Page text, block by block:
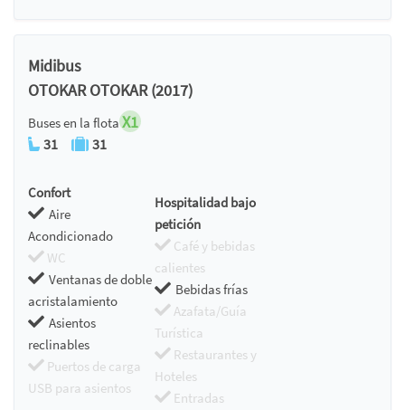
Midibus
OTOKAR OTOKAR (2017)
Buses en la flota X1
31 31
Confort
Aire
Acondicionado
WC
Ventanas de doble
acristalamiento
Asientos
reclinables
Puertos de carga
USB para asientos
Hospitalidad bajo
petición
Café y bebidas
calientes
Bebidas frías
Azafata/Guía
Turística
Restaurantes y
Hoteles
Entradas